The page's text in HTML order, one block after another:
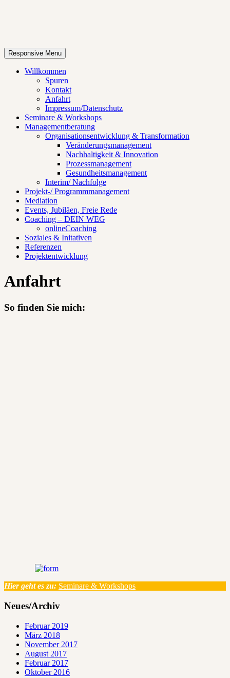
Responsive Menu
Willkommen
Spuren
Kontakt
Anfahrt
Impressum/Datenschutz
Seminare & Workshops
Managementberatung
Organisationsentwicklung & Transformation
Veränderungsmanagement
Nachhaltigkeit & Innovation
Prozessmanagement
Gesundheitsmanagement
Interim/ Nachfolge
Projekt-/ Programmmanagement
Mediation
Events, Jubiläen, Freie Rede
Coaching – DEIN WEG
onlineCoaching
Soziales & Initativen
Referenzen
Projektentwicklung
Anfahrt
So finden Sie mich:
Hier geht es zu: Seminare & Workshops
Neues/Archiv
Februar 2019
März 2018
November 2017
August 2017
Februar 2017
Oktober 2016